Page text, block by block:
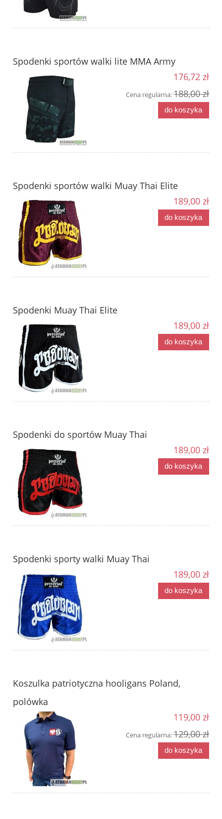
Spodenki sportów walki lite MMA Army
176,72 zł
Cena regularna:188,00 zł
do koszyka
Spodenki sportów walki Muay Thai Elite
189,00 zł
do koszyka
Spodenki Muay Thai Elite
189,00 zł
do koszyka
Spodenki do sportów Muay Thai
189,00 zł
do koszyka
Spodenki sporty walki Muay Thai
189,00 zł
do koszyka
Koszulka patriotyczna hooligans Poland,
polówka
119,00 zł
Cena regularna:129,00 zł
do koszyka